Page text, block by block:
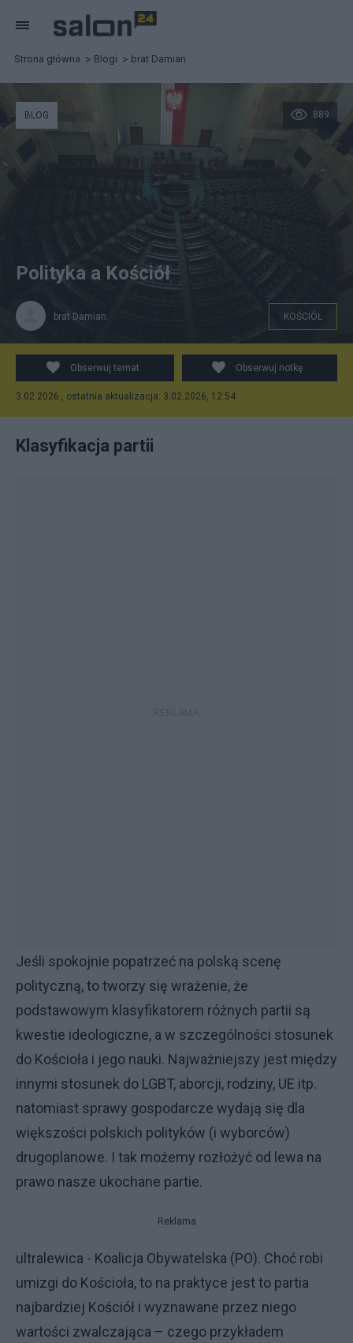
Strona główna Blogi brat Damian
889
BLOG
Polityka a Kościół
brat Damian KOŚCIÓŁ
Obserwuj temat Obserwuj notkę
3.02.2026 , ostatnia aktualizacja: 3.02.2026, 12:54
Klasyfikacja partii
Jeśli spokojnie popatrzeć na polską scenę
polityczną, to tworzy się wrażenie, że
podstawowym klasyfikatorem różnych partii są
kwestie ideologiczne, a w szczególności stosunek
do Kościoła i jego nauki. Najważniejszy jest między
innymi stosunek do LGBT, aborcji, rodziny, UE itp.
natomiast sprawy gospodarcze wydają się dla
większości polskich polityków (i wyborców)
drugoplanowe. I tak możemy rozłożyć od lewa na
prawo nasze ukochane partie.
Reklama
ultralewica - Koalicja Obywatelska (PO). Choć robi
umizgi do Kościoła, to na praktyce jest to partia
najbardziej Kościół i wyznawane przez niego
wartości zwalczająca – czego przykładem